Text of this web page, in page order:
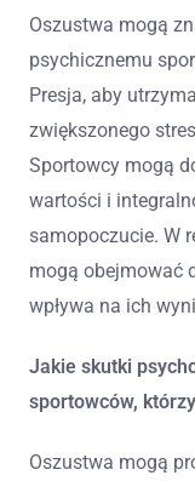
Oszustwa mogą
psychicznemu
Presja, aby
zwiększonego
Sportowcy mogą
wartości i
samopoczucie. W
mogą obejmować
wpływa na ich
Jakie skutki
sportowców,
Oszustwa mogą